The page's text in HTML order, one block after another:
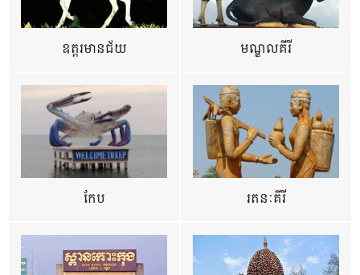
ឧត្ដរមានជ័យ មណ្ឌលគីរី
កែប រតនៈគីរី